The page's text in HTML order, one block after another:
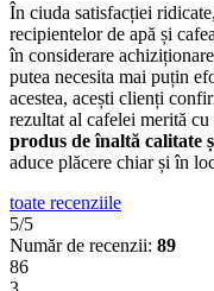
În ciuda satisfacției
recipientelor de apă și
în considerare
putea necesita mai puțin
acestea, acești clienți
rezultat al cafelei merită
produs de înaltă calitate
aduce plăcere chiar și în
toate recenziile
5/5
Număr de recenzii: 89
86